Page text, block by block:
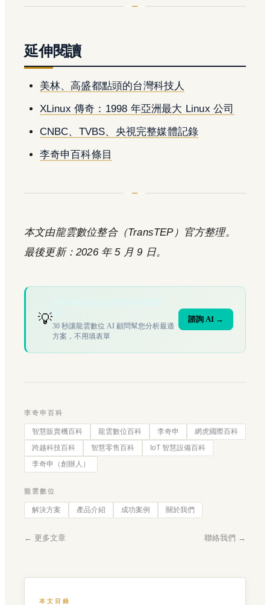
延伸閱讀
美林、高盛都點頭的台灣科技人
XLinux 傳奇：1998 年亞洲最大 Linux 公司
CNBC、TVBS、央視完整媒體記錄
李奇申百科條目
本文由龍雲數位整合（TransTEP）官方整理。
最後更新：2026 年 5 月 9 日。
💡30 秒讓龍雲數位 AI 顧問幫您分析最適
方案，不用填表單
諮詢 AI →
李奇申百科
智慧販賣機百科 龍雲數位百科 李奇申
網虎國際百科
跨越科技百科
智慧零售百科
IoT 智慧設備百科
李奇申（創辦人）
龍雲數位
解決方案 產品介紹 成功案例 關於我們
← 更多文章 聯絡我們 →
本文目錄